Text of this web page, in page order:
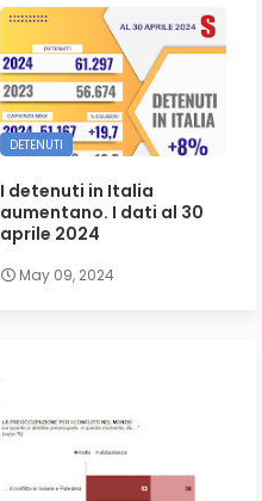
DETENUTI
I detenuti in Italia
aumentano. I dati al 30
aprile 2024
May 09, 2024